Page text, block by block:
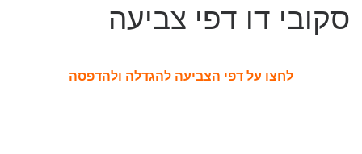
סקובי דו דפי צביעה
לחצו על דפי הצביעה להגדלה ולהדפסה